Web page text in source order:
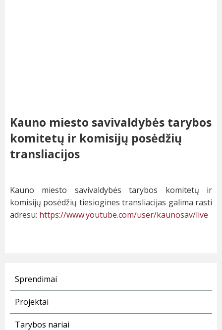
Kauno miesto savivaldybės tarybos
komitetų ir komisijų posėdžių
transliacijos
Kauno miesto savivaldybės tarybos komitetų ir
komisijų posėdžių tiesiogines transliacijas galima rasti
adresu: https://www.youtube.com/user/kaunosav/live
Sprendimai
Projektai
Tarybos nariai